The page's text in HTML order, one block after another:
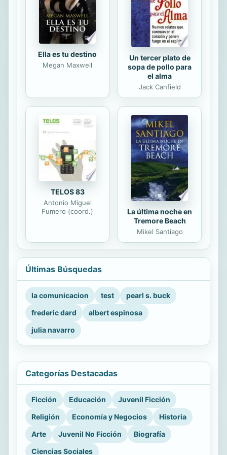
Ella es tu destino
Megan Maxwell
Un tercer plato de
sopa de pollo para
el alma
Jack Canfield
TELOS 83
Antonio Miguel
Fumero (coord.)
La última noche en
Tremore Beach
Mikel Santiago
Últimas Búsquedas
la comunicacion test
pearl s. buck
frederic dard
albert espinosa
julia navarro
Categorías Destacadas
Ficción Educación
Juvenil Ficción
Religión
Economía y Negocios
Historia
Arte
Juvenil No Ficción
Biografía
Ciencias Sociales